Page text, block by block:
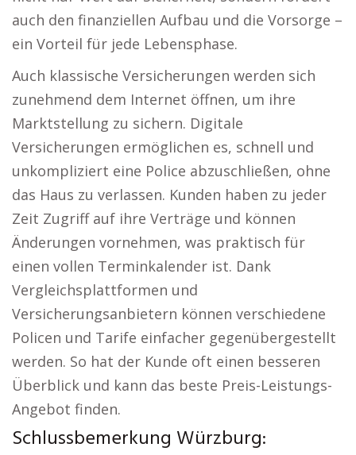
auch den finanziellen Aufbau und die Vorsorge –
ein Vorteil für jede Lebensphase.
Auch klassische Versicherungen werden sich
zunehmend dem Internet öffnen, um ihre
Marktstellung zu sichern. Digitale
Versicherungen ermöglichen es, schnell und
unkompliziert eine Police abzuschließen, ohne
das Haus zu verlassen. Kunden haben zu jeder
Zeit Zugriff auf ihre Verträge und können
Änderungen vornehmen, was praktisch für
einen vollen Terminkalender ist. Dank
Vergleichsplattformen und
Versicherungsanbietern können verschiedene
Policen und Tarife einfacher gegenübergestellt
werden. So hat der Kunde oft einen besseren
Überblick und kann das beste Preis-Leistungs-
Angebot finden.
Schlussbemerkung Würzburg: